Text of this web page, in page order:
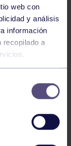
web con
y análisis
información
recopilado a